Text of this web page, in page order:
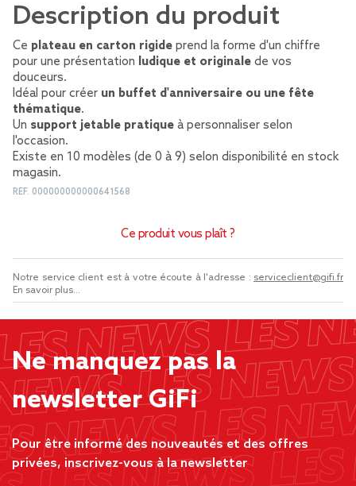
Description du produit
Ce plateau en carton rigide prend la forme d'un chiffre
pour une présentation ludique et originale de vos
douceurs.
Idéal pour créer un buffet d'anniversaire ou une fête
thématique.
Un support jetable pratique à personnaliser selon
l'occasion.
Existe en 10 modèles (de 0 à 9) selon disponibilité en stock
magasin.
REF. 000000000000641568
Ce produit vous plaît ?
Notre service client est à votre écoute à l'adresse : serviceclient@gifi.fr
En savoir plus...
Ne manquez pas la
newsletter GiFi
Pour être informé des nouveautés et des offres
privées, inscrivez-vous à la newsletter